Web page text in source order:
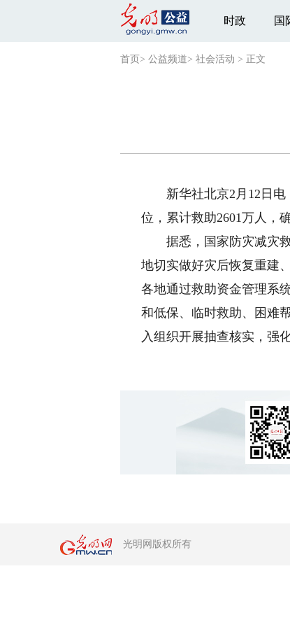
时政 国
首页 > 公益频道> 社会活动 > 正文
新华社北京2月12日电（
位，累计救助2601万人，
据悉，国家防灾减灾救
地切实做好灾后恢复重建
各地通过救助资金管理系
和低保、临时救助、困难
入组织开展抽查核实，强
光明网版权所有